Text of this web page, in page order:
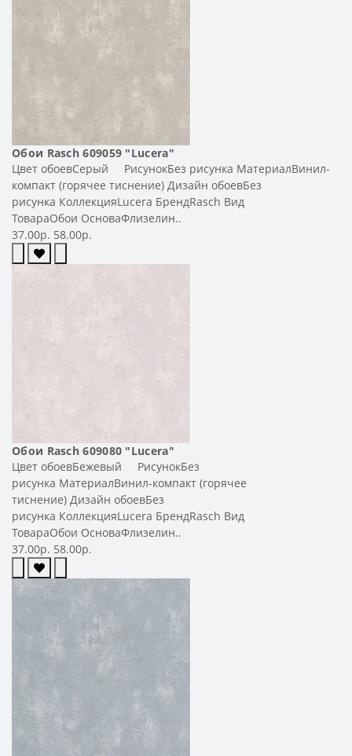
Обои Rasch 609059 "Lucera"
Цвет обоевСерый РисунокБез рисунка МатериалВинил-
компакт (горячее тиснение) Дизайн обоевБез
рисунка КоллекцияLucera БрендRasch Вид
ТовараОбои ОсноваФлизелин..
37.00р. 58.00р.
Обои Rasch 609080 "Lucera"
Цвет обоевБежевый РисунокБез
рисунка МатериалВинил-компакт (горячее
тиснение) Дизайн обоевБез
рисунка КоллекцияLucera БрендRasch Вид
ТовараОбои ОсноваФлизелин..
37.00р. 58.00р.